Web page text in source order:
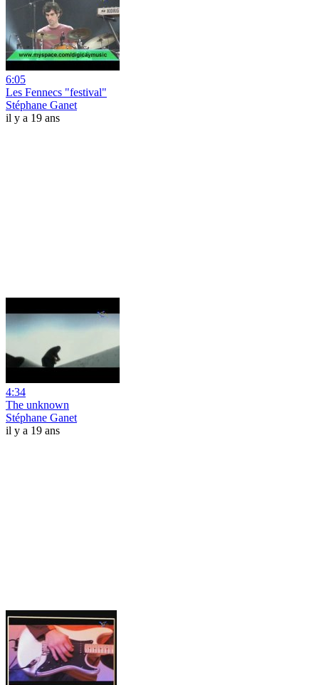
6:05
Les Fennecs "festival"
Stéphane Ganet
il y a 19 ans
4:34
The unknown
Stéphane Ganet
il y a 19 ans